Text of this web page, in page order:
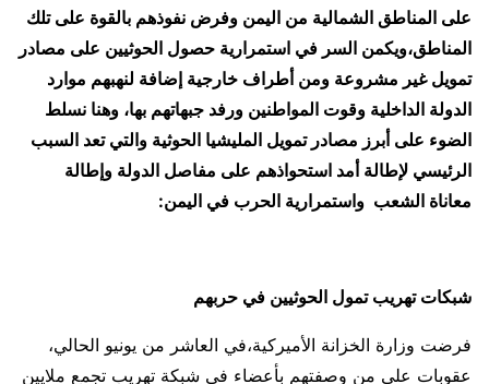
على المناطق الشمالية من اليمن وفرض نفوذهم بالقوة على تلك
المناطق،ويكمن السر في استمرارية حصول الحوثيين على مصادر
تمويل غير مشروعة ومن أطراف خارجية إضافة لنهبهم موارد
الدولة الداخلية وقوت المواطنين ورفد جبهاتهم بها، وهنا نسلط
الضوء على أبرز مصادر تمويل المليشيا الحوثية والتي تعد السبب
الرئيسي لإطالة أمد استحواذهم على مفاصل الدولة وإطالة
معاناة الشعب واستمرارية الحرب في اليمن:
شبكات تهريب تمول الحوثيين في حربهم
فرضت وزارة الخزانة الأميركية،في العاشر من يونيو الحالي،
عقوبات على من وصفتهم بأعضاء في شبكة تهريب تجمع ملايين